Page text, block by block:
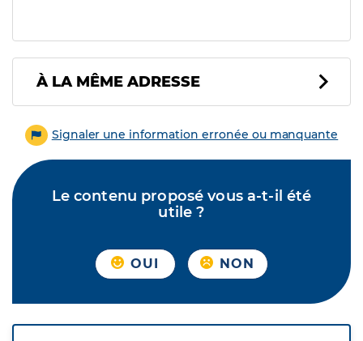
À LA MÊME ADRESSE
Signaler une information erronée ou manquante
Le contenu proposé vous a-t-il été
utile ?
OUI NON